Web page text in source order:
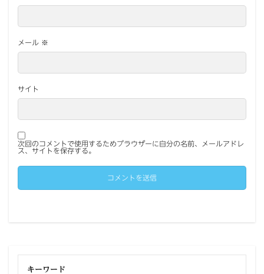
メール ※
サイト
次回のコメントで使用するためブラウザーに自分の名前、メールアドレ
ス、サイトを保存する。
キーワード